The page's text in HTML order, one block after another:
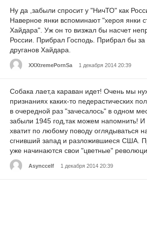
Ну да ,забыли спросит у "НичТО" как
Наверное янки вспоминают "хероя янки
Хайдара". Уж он то визжал бы насчет
России. Прибрал Господь. Прибрал бы за
друганов Хайдара.
XXXtremePornSa 1 декабря 2014 20:39
Собака лает,а караван идет! Очень мы
признаниях каких-то педерастических
в очередной раз "зачесалось" в одном
забыли 1945 год,так можем напомнить! И
хватит по любому поводу оглядываться
сгнивший запад и разложившиеся США.
уже начинаются свои "цветные"
Asynccelf 1 декабря 2014 20:39